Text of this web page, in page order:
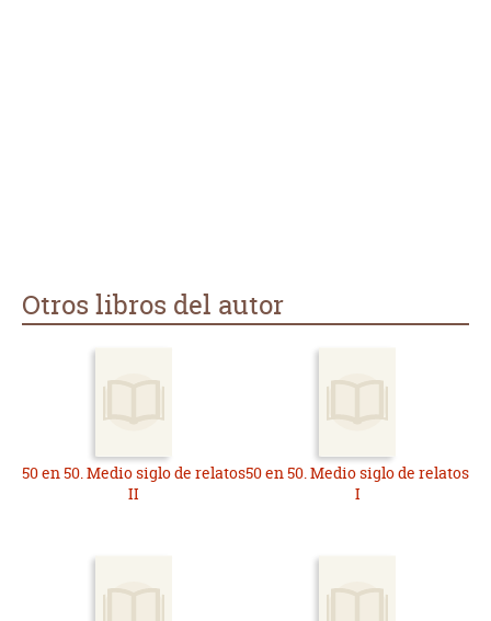
Otros libros del autor
50 en 50. Medio siglo de relatos
II
50 en 50. Medio siglo de relatos
I